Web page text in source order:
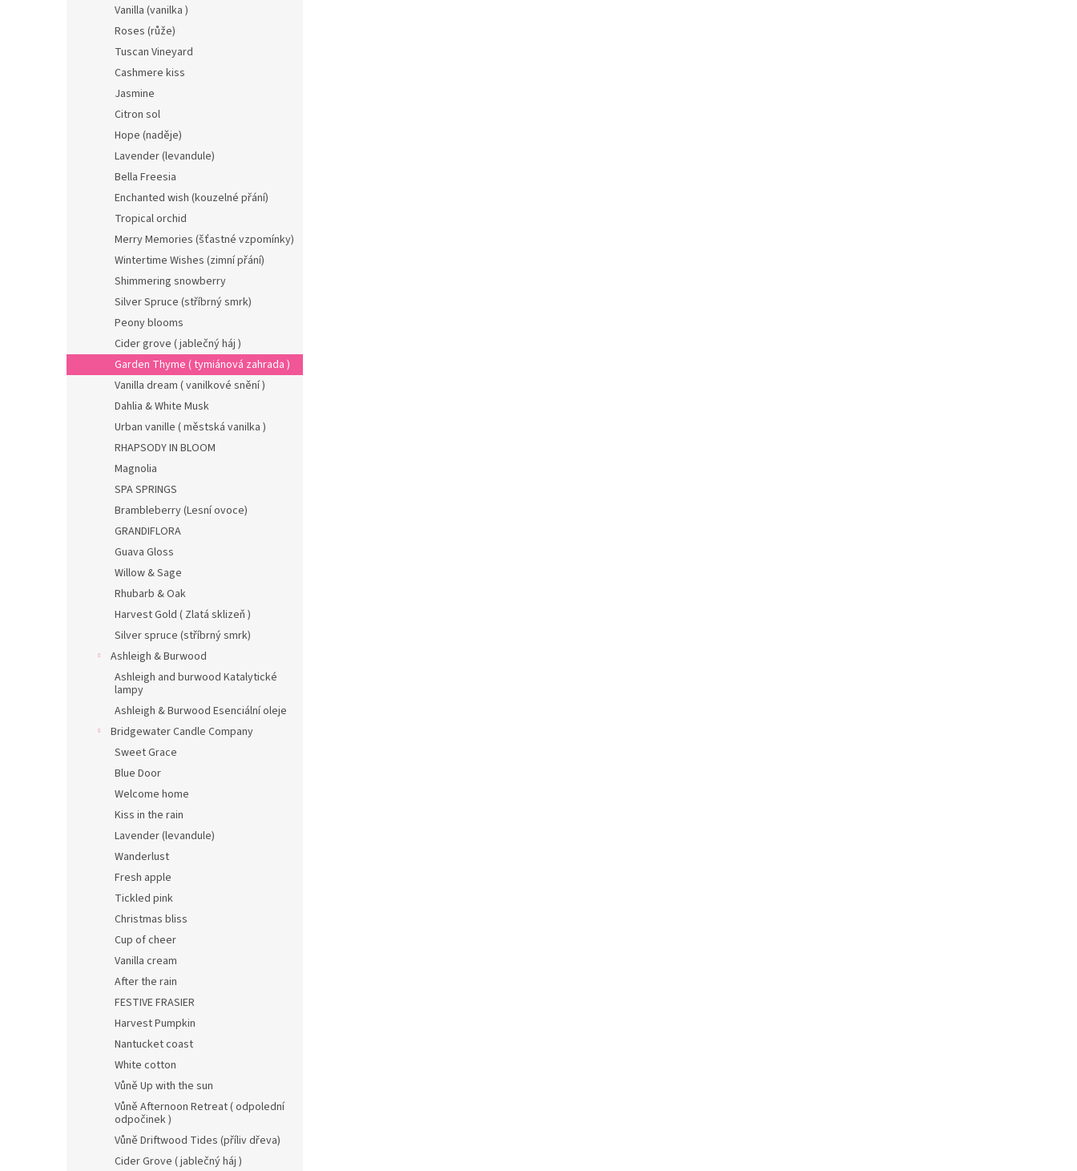
Vanilla (vanilka )
Roses (růže)
Tuscan Vineyard
Cashmere kiss
Jasmine
Citron sol
Hope (naděje)
Lavender (levandule)
Bella Freesia
Enchanted wish (kouzelné přání)
Tropical orchid
Merry Memories (šťastné vzpomínky)
Wintertime Wishes (zimní přání)
Shimmering snowberry
Silver Spruce (stříbrný smrk)
Peony blooms
Cider grove ( jablečný háj )
Garden Thyme ( tymiánová zahrada )
Vanilla dream ( vanilkové snění )
Dahlia & White Musk
Urban vanille ( městská vanilka )
RHAPSODY IN BLOOM
Magnolia
SPA SPRINGS
Brambleberry (Lesní ovoce)
GRANDIFLORA
Guava Gloss
Willow & Sage
Rhubarb & Oak
Harvest Gold ( Zlatá sklizeň )
Silver spruce (stříbrný smrk)
Ashleigh & Burwood
Ashleigh and burwood Katalytické
lampy
Ashleigh & Burwood Esenciální oleje
Bridgewater Candle Company
Sweet Grace
Blue Door
Welcome home
Kiss in the rain
Lavender (levandule)
Wanderlust
Fresh apple
Tickled pink
Christmas bliss
Cup of cheer
Vanilla cream
After the rain
FESTIVE FRASIER
Harvest Pumpkin
Nantucket coast
White cotton
Vůně Up with the sun
Vůně Afternoon Retreat ( odpolední
odpočinek )
Vůně Driftwood Tides (příliv dřeva)
Cider Grove ( jablečný háj )